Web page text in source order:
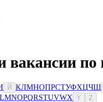
вакансии
Й КЛМНОПРСТУФХЦЧШ
LMNOPQRSTUVWX Y Z